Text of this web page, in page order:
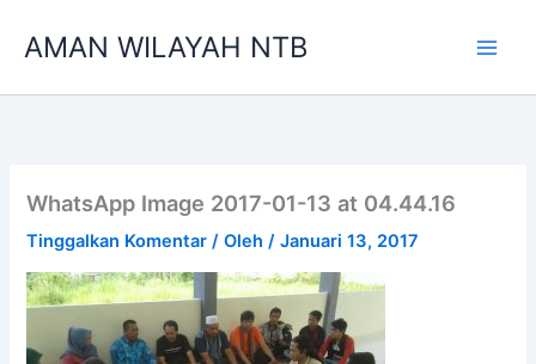
AMAN WILAYAH NTB
WhatsApp Image 2017-01-13 at 04.44.16
Tinggalkan Komentar / Oleh/Januari 13, 2017